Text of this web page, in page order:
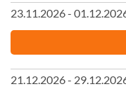
23.11.2026 -
21.12.2026 -